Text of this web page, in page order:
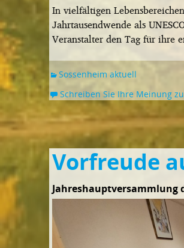
In vielfältigen
Jahrtausendwende als
Veranstalter den Tag für ihre
Sossenheim aktuell
Schreiben Sie Ihre Meinung
Vorfreude
Jahreshauptversammlung